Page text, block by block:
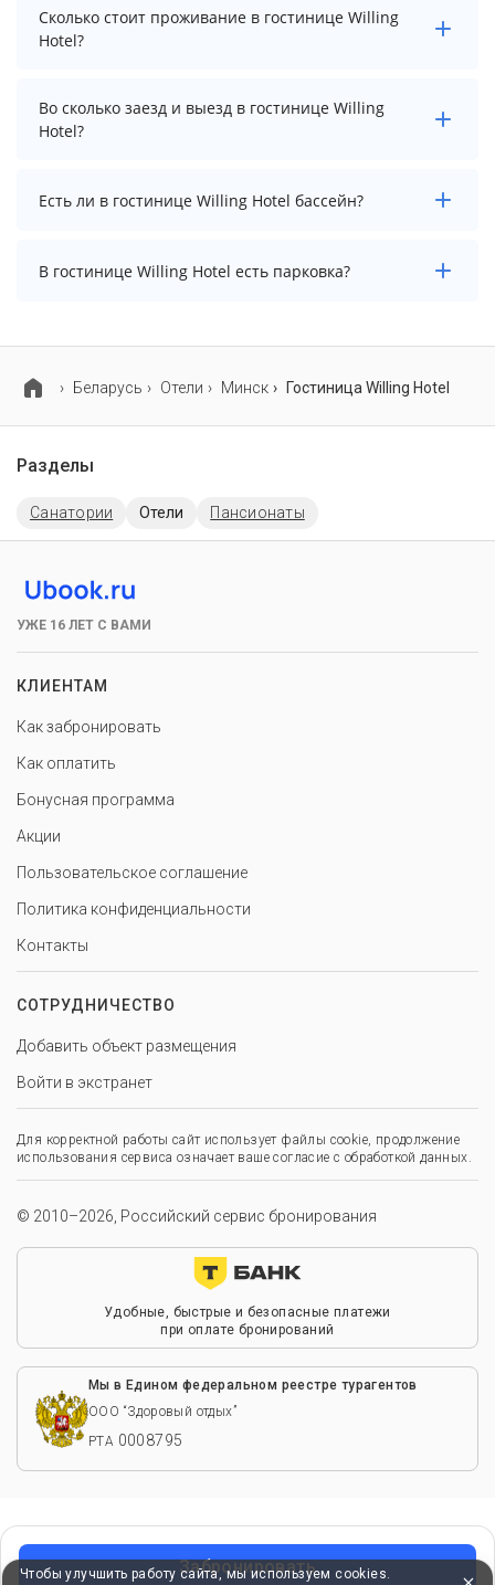
Сколько стоит проживание в гостинице Willing
Hotel?
Стоимость проживания в гостинице Willing Hotel
начинается от 10609 рублей. Чтобы увидеть
Во сколько заезд и выезд в гостинице Willing
Hotel?
Заезд возможен после 14:00, а выезд необходимо
осуществить до 12:00.
Есть ли в гостинице Willing Hotel бассейн?
В гостинице Willing Hotel нет бассейна.
В гостинице Willing Hotel есть парковка?
возможно, услуга оплачивается отдельно.
Забронировать
Беларусь Отели Минск Гостиница Willing Hotel
Разделы
Санатории Отели Пансионаты
УЖЕ 16 ЛЕТ С ВАМИ
КЛИЕНТАМ
Как забронировать
Как оплатить
Бонусная программа
Акции
Пользовательское соглашение
Политика конфиденциальности
Контакты
СОТРУДНИЧЕСТВО
Добавить объект размещения
Войти в экстранет
Для корректной работы сайт использует файлы cookie, продолжение
использования сервиса означает ваше согласие с обработкой данных.
© 2010–2026, Российский сервис бронирования
Удобные, быстрые и безопасные платежи
при оплате бронирований
Мы в Едином федеральном реестре турагентов
ООО “Здоровый отдых”
РТА 0008795
Чтобы улучшить работу сайта, мы используем cookies.